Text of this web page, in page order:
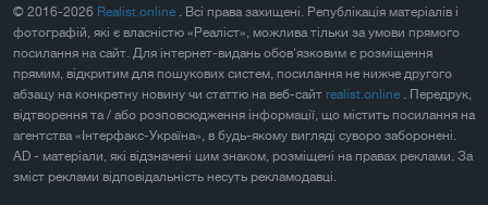
© 2016-2026 Realist.online . Всі права захищені. Републікація матеріалів і
фотографій, які є власністю «Реаліст», можлива тільки за умови прямого
посилання на сайт. Для інтернет-видань обов'язковим є розміщення
прямим, відкритим для пошукових систем, посилання не нижче другого
абзацу на конкретну новину чи статтю на веб-сайт realist.online . Передрук,
відтворення та / або розповсюдження інформації, що містить посилання на
агентства «Інтерфакс-Україна», в будь-якому вигляді суворо заборонені.
AD - матеріали, які відзначені цим знаком, розміщені на правах реклами. За
зміст реклами відповідальність несуть рекламодавці.